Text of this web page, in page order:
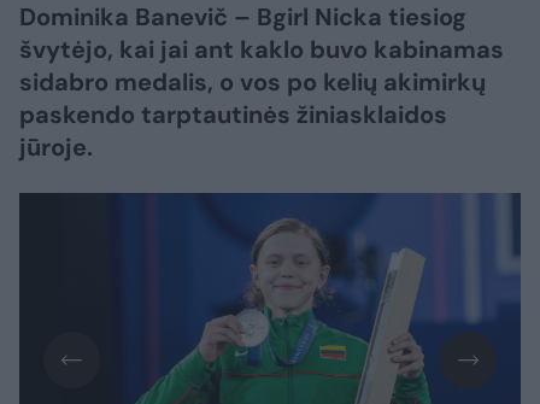
Dominika Banevič – Bgirl Nicka tiesiog
švytėjo, kai jai ant kaklo buvo kabinamas
sidabro medalis, o vos po kelių akimirkų
paskendo tarptautinės žiniasklaidos
jūroje.